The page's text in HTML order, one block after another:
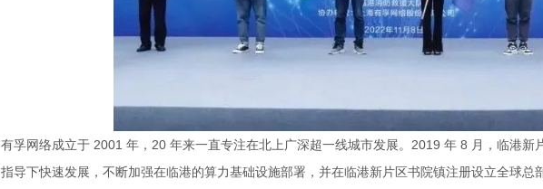
有孚网络成立于 2001 年，20 年来一直专注在北上广深超一线城市发展。2019 年 8 月，临港
指导下快速发展，不断加强在临港的算力基础设施部署，并在临港新片区书院镇注册设立全球总